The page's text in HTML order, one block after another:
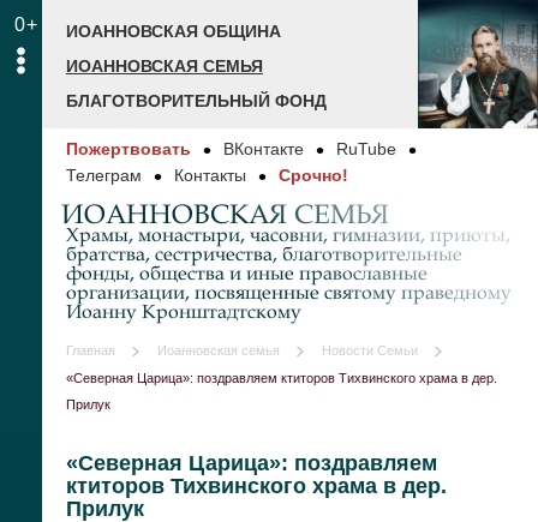
0+
ИОАННОВСКАЯ ОБЩИНА
ИОАННОВСКАЯ СЕМЬЯ
БЛАГОТВОРИТЕЛЬНЫЙ ФОНД
Пожертвовать ВКонтакте
RuTube
Телеграм
Контакты Срочно!
ИОАННОВСКАЯ СЕМЬЯ
Храмы, монастыри, часовни, гимназии, приюты,
братства, сестричества, благотворительные
фонды, общества и иные православные
организации, посвященные святому праведному
Иоанну Кронштадтскому
Главная Иоанновская семья
Новости Семьи
«Северная Царица»: поздравляем ктиторов Тихвинского храма в дер.
Прилук
«Северная Царица»: поздравляем
ктиторов Тихвинского храма в дер.
Прилук